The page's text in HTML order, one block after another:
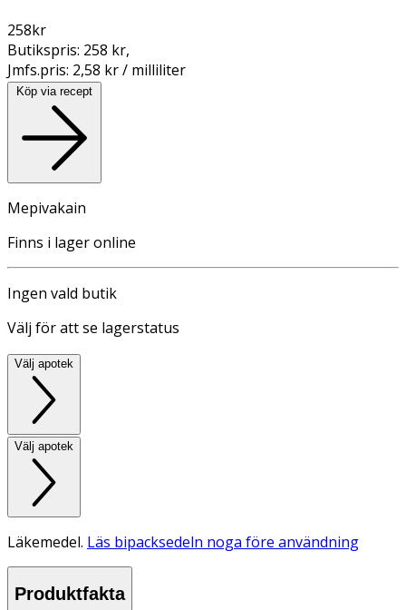
258kr
Butikspris: 258 kr,
Jmfs.pris: 2,58 kr / milliliter
Köp via recept
Mepivakain
Finns i lager online
Ingen vald butik
Välj för att se lagerstatus
Välj apotek
Välj apotek
Läkemedel. Läs bipacksedeln noga före användning
Produktfakta